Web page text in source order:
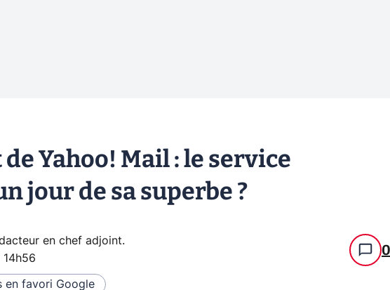
Yahoo! Mail : le service
jour de sa superbe ?
en chef adjoint.
14h56 0
en favori Google